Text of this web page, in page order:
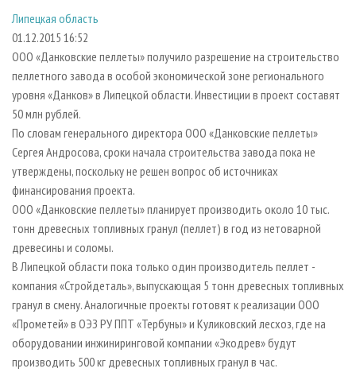
СУШКА ДРЕВЕСИНЫ
ПРОИЗВОДСТВО ДРЕВЕСНЫХ ПЛИТ
ДЕРЕВЯННОЕ ДОМОСТРОЕНИЕ
ПРОИЗВОДСТВО МЕБЕЛИ
БИОЭНЕРГЕТИКА
ЦБП
ИНСТРУМЕНТ И МАТЕРИАЛЫ
ПЕРСОНЫ
МОБИЛЬНЫЕ ВЫСТАВКИ
ОФИЦИАЛЬНЫЕ ДЕЛЕГАЦИИ
ПРИОРИТЕТНЫЕ ИНВЕСТПРОЕКТЫ
RUSSIAN FORESTRY REVIEW
ГАЗЕТА ЛЕСПРОМФОРУМ
БИБЛИОТЕКА СПЕЦИАЛИСТА
СТАТЬИ
ПОДПИСКА
КОНТАКТЫ
РЕКЛАМОДАТЕЛЯМ
РЕКЛАМА
РЕКЛАМА НА САЙТЕ
Липецкая область
01.12.2015 16:52
ООО «Данковские пеллеты» получило разрешение на строительство
пеллетного завода в особой экономической зоне регионального
уровня «Данков» в Липецкой области. Инвестиции в проект составят
50 млн рублей.
По словам генерального директора ООО «Данковские пеллеты»
Сергея Андросова, сроки начала строительства завода пока не
утверждены, поскольку не решен вопрос об источниках
финансирования проекта.
ООО «Данковские пеллеты» планирует производить около 10 тыс.
тонн древесных топливных гранул (пеллет) в год из нетоварной
древесины и соломы.
В Липецкой области пока только один производитель пеллет -
компания «Стройдеталь», выпускающая 5 тонн древесных топливных
гранул в смену. Аналогичные проекты готовят к реализации ООО
«Прометей» в ОЭЗ РУ ППТ «Тербуны» и Куликовский лесхоз, где на
оборудовании инжиниринговой компании «Экодрев» будут
производить 500 кг древесных топливных гранул в час.